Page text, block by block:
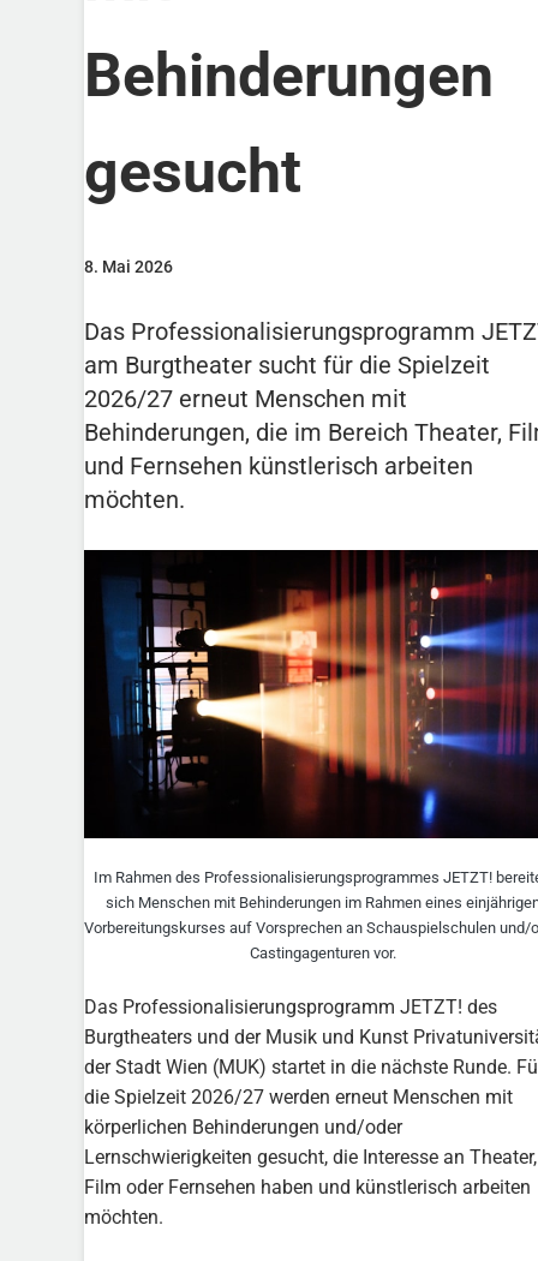
Behinderungen
gesucht
8. Mai 2026
Das Professionalisierungsprogramm
am Burgtheater sucht für die Spielzeit
2026/27 erneut Menschen mit
Behinderungen, die im Bereich Theater,
und Fernsehen künstlerisch arbeiten
möchten.
Im Rahmen des Professionalisierungsprogrammes JETZT!
sich Menschen mit Behinderungen im Rahmen eines
Vorbereitungskurses auf Vorsprechen an Schauspielschulen und/
Castingagenturen vor.
Das Professionalisierungsprogramm JETZT! des
Burgtheaters und der Musik und Kunst
der Stadt Wien (MUK) startet in die nächste Runde.
die Spielzeit 2026/27 werden erneut Menschen mit
körperlichen Behinderungen und/oder
Lernschwierigkeiten gesucht, die Interesse an Theater,
Film oder Fernsehen haben und künstlerisch arbeiten
möchten.